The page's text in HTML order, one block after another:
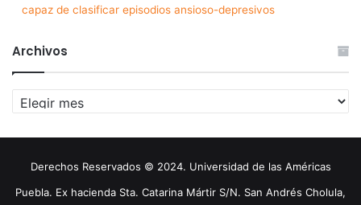
capaz de clasificar episodios ansioso-depresivos
Archivos
Archivos
Derechos Reservados © 2024. Universidad de las Américas
Puebla. Ex hacienda Sta. Catarina Mártir S/N. San Andrés Cholula,